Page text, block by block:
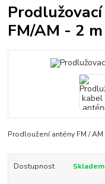
FM/AM - 2 m
Prodloužení antény FM /
Dostupnost Skladem